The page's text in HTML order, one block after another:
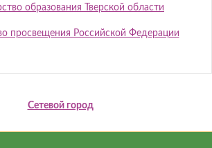
образования Тверской области
просвещения Российской Федерации
Сетевой город